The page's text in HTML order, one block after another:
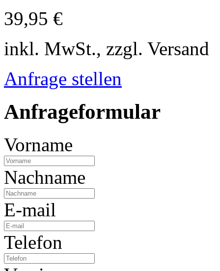
39,95 €
inkl. MwSt., zzgl. Versand
Anfrage stellen
Anfrageformular
Vorname
Nachname
E-mail
Telefon